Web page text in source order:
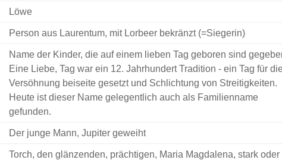
Löwe
Person aus Laurentum, mit Lorbeer bekränzt (=Siegerin)
Name der Kinder, die auf einem lieben Tag geboren sind
Eine Liebe, Tag war ein 12. Jahrhundert Tradition - ein Tag für
Versöhnung beiseite gesetzt und Schlichtung von Streitigkeiten.
Heute ist dieser Name gelegentlich auch als Familienname
gefunden.
Der junge Mann, Jupiter geweiht
Torch, den glänzenden, prächtigen, Maria Magdalena, stark oder